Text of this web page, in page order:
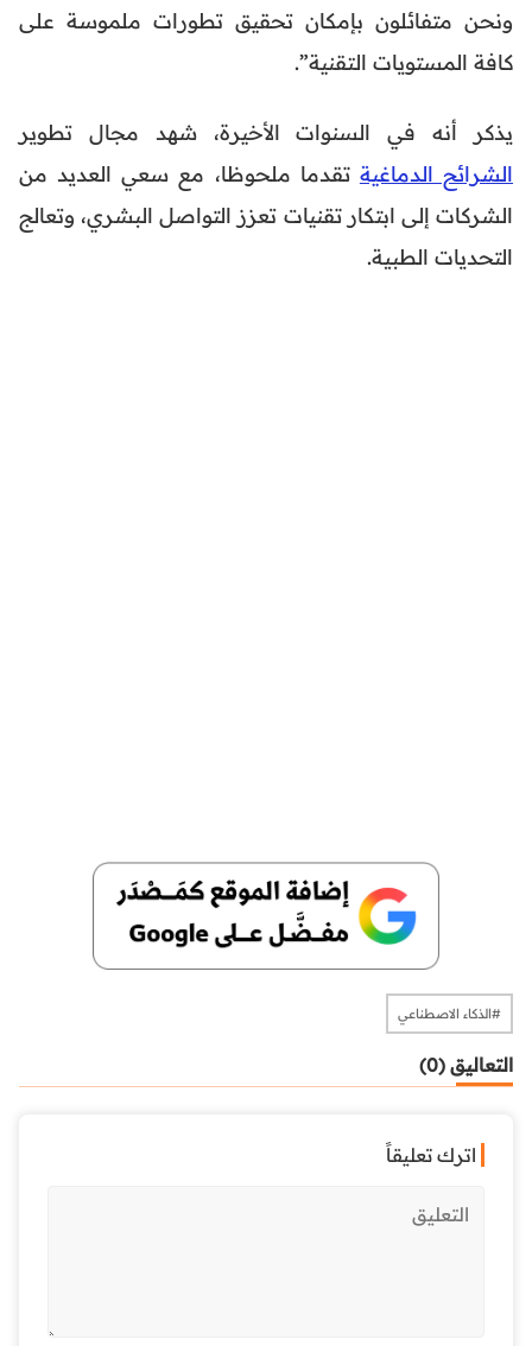
ونحن متفائلون بإمكان تحقيق تطورات ملموسة على
كافة المستويات التقنية”.
يذكر أنه في السنوات الأخيرة، شهد مجال تطوير
الشرائح الدماغية تقدما ملحوظا، مع سعي العديد من
الشركات إلى ابتكار تقنيات تعزز التواصل البشري، وتعالج
التحديات الطبية.
#الذكاء الاصطناعي
التعاليق (0)
اترك تعليقاً